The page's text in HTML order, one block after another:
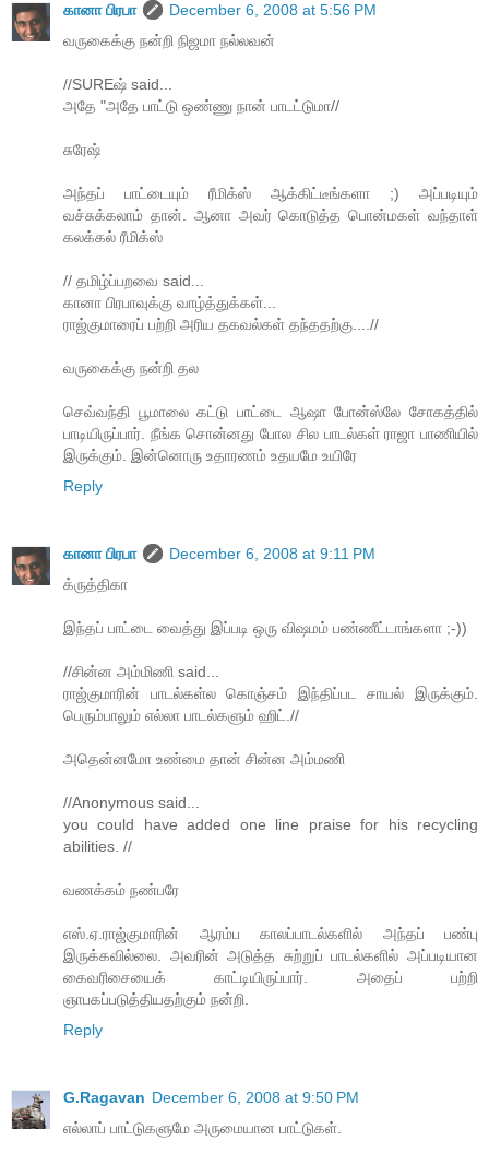
கானா பிரபா
December 6, 2008 at 5:56 PM
வருகைக்கு நன்றி நிஜமா நல்லவன்
//SUREஷ் said...
அதே "அதே பாட்டு ஒண்ணு நான் பாடட்டுமா//
சுரேஷ்
அந்தப் பாட்டையும் ரீமிக்ஸ் ஆக்கிட்டீங்களா ;) அப்படியும்
வச்சுக்கலாம் தான். ஆனா அவர் கொடுத்த பொன்மகள் வந்தாள்
கலக்கல் ரீமிக்ஸ்
// தமிழ்ப்பறவை said...
கானா பிரபாவுக்கு வாழ்த்துக்கள்...
ராஜ்குமாரைப் பற்றி அரிய தகவல்கள் தந்ததற்கு....//
வருகைக்கு நன்றி தல
செவ்வந்தி பூமாலை கட்டு பாட்டை ஆஷா போன்ஸ்லே சோகத்தில்
பாடியிருப்பார். நீங்க சொன்னது போல சில பாடல்கள் ராஜா பாணியில்
இருக்கும். இன்னொரு உதாரணம் உதயமே உயிரே
Reply
கானா பிரபா
December 6, 2008 at 9:11 PM
க்ருத்திகா
இந்தப் பாட்டை வைத்து இப்படி ஒரு விஷமம் பண்ணீட்டாங்களா ;-))
//சின்ன அம்மிணி said...
ராஜ்குமாரின் பாடல்கள்ல கொஞ்சம் இந்திப்பட சாயல் இருக்கும்.
பெரும்பாலும் எல்லா பாடல்களும் ஹிட்.//
அதென்னமோ உண்மை தான் சின்ன அம்மணி
//Anonymous said...
you could have added one line praise for his recycling
abilities. //
வணக்கம் நண்பரே
எஸ்.ஏ.ராஜ்குமாரின் ஆரம்ப காலப்பாடல்களில் அந்தப் பண்பு
இருக்கவில்லை. அவரின் அடுத்த சுற்றுப் பாடல்களில் அப்படியான
கைவரிசையைக் காட்டியிருப்பார். அதைப் பற்றி
ஞாபகப்படுத்தியதற்கும் நன்றி.
Reply
G.Ragavan December 6, 2008 at 9:50 PM
எல்லாப் பாட்டுகளுமே அருமையான பாட்டுகள்.